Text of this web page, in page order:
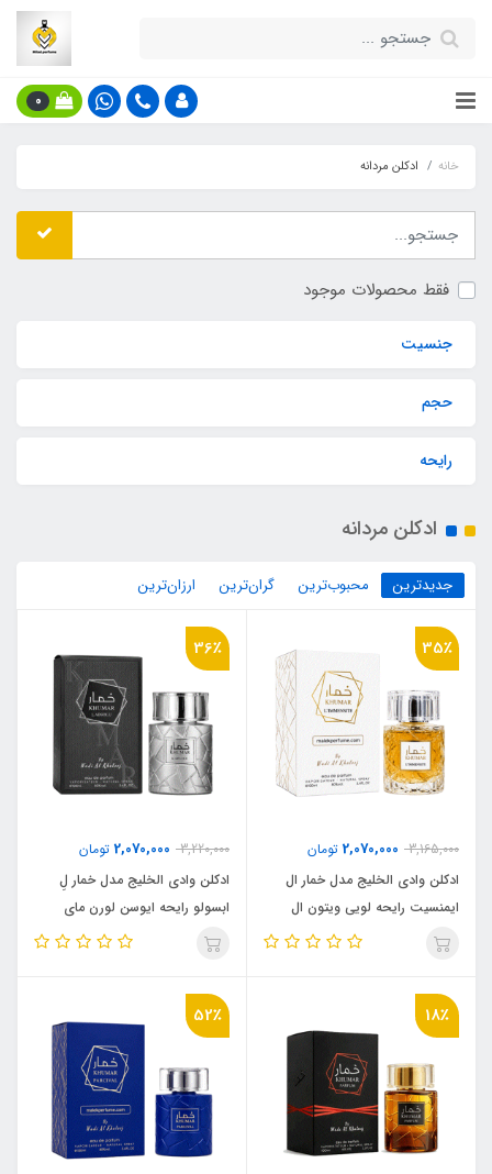
0
خانه ادکلن مردانه
فقط محصولات موجود
جنسیت
حجم
رایحه
ادکلن مردانه
جدیدترین محبوب‌ترین گران‌ترین ارزان‌ترین
35٪
3,165,000
2,070,000 تومان
ادکلن وادی الخلیج مدل خمار ال
ایمنسیت رایحه لویی ویتون ال
ایمنسیت (WADI AL KHALEEJ
Vuitton L’Immensité
36٪
3,220,000
2,070,000 تومان
ادکلن وادی الخلیج مدل خمار لِ
ابسولو رایحه ایوسن لورن مای
سلف (Wadi Al Khaleej KHUMAR
MYSLF
18٪ 52٪